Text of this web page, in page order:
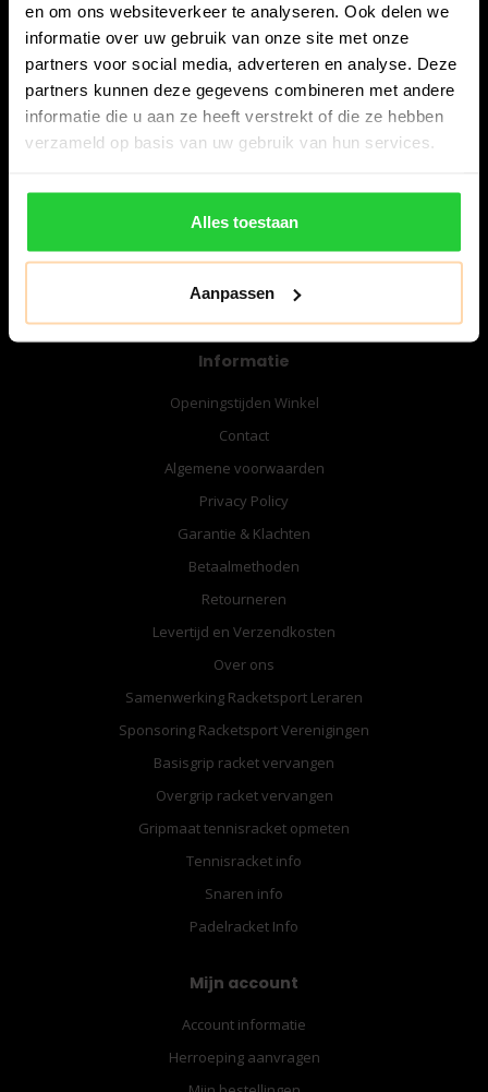
en om ons websiteverkeer te analyseren. Ook delen we
informatie over uw gebruik van onze site met onze
partners voor social media, adverteren en analyse. Deze
partners kunnen deze gegevens combineren met andere
informatie die u aan ze heeft verstrekt of die ze hebben
verzameld op basis van uw gebruik van hun services.
Alles toestaan
Aanpassen
Snijdersstraat 6
8224 AA Lelystad
Nederland
Informatie
Openingstijden Winkel
Contact
Algemene voorwaarden
Privacy Policy
Garantie & Klachten
Betaalmethoden
Retourneren
Levertijd en Verzendkosten
Over ons
Samenwerking Racketsport Leraren
Sponsoring Racketsport Verenigingen
Basisgrip racket vervangen
Overgrip racket vervangen
Gripmaat tennisracket opmeten
Tennisracket info
Snaren info
Padelracket Info
Mijn account
Account informatie
Herroeping aanvragen